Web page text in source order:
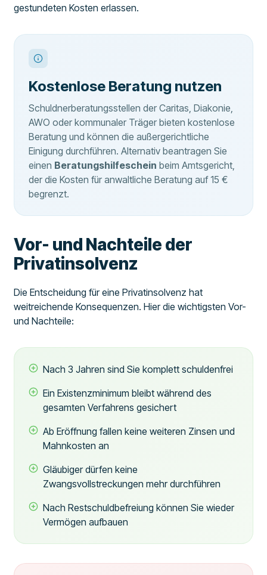
gestundeten Kosten erlassen.
Kostenlose Beratung nutzen
Schuldnerberatungsstellen der Caritas, Diakonie,
AWO oder kommunaler Träger bieten kostenlose
Beratung und können die außergerichtliche
Einigung durchführen. Alternativ beantragen Sie
einen Beratungshilfeschein beim Amtsgericht,
der die Kosten für anwaltliche Beratung auf 15 €
begrenzt.
Vor- und Nachteile der
Privatinsolvenz
Die Entscheidung für eine Privatinsolvenz hat
weitreichende Konsequenzen. Hier die wichtigsten Vor-
und Nachteile:
Nach 3 Jahren sind Sie komplett schuldenfrei
Ein Existenzminimum bleibt während des
gesamten Verfahrens gesichert
Ab Eröffnung fallen keine weiteren Zinsen und
Mahnkosten an
Gläubiger dürfen keine
Zwangsvollstreckungen mehr durchführen
Nach Restschuldbefreiung können Sie wieder
Vermögen aufbauen